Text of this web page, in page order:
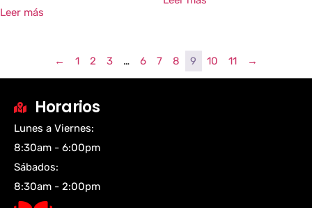
Leer más
← 1 2 3 … 6 7 8 9 10 11 →
Horarios
Lunes a Viernes:
8:30am - 6:00pm
Sábados:
8:30am - 2:00pm